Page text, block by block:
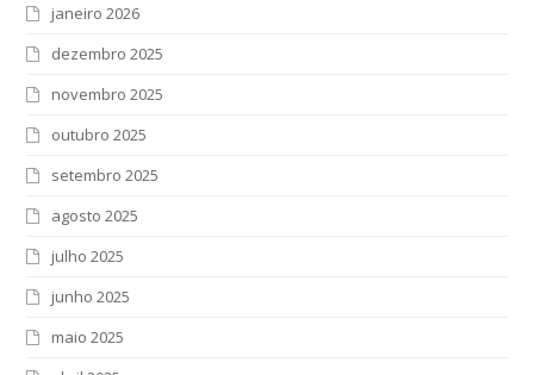
janeiro 2026
dezembro 2025
novembro 2025
outubro 2025
setembro 2025
agosto 2025
julho 2025
junho 2025
maio 2025